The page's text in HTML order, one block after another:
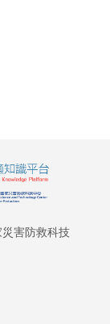
害防救科技